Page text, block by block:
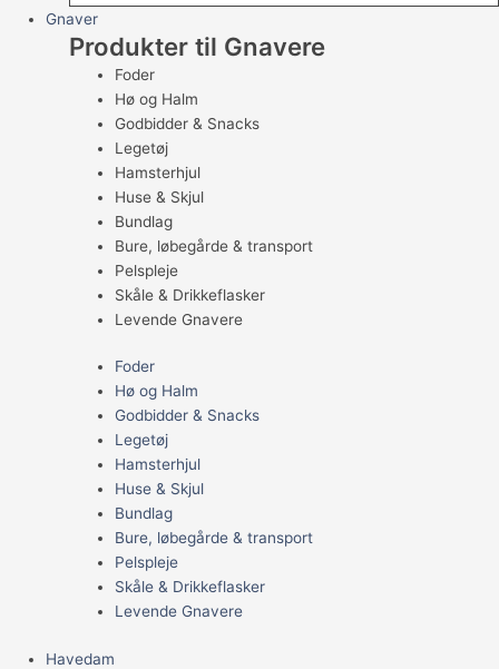
Gnaver
Produkter til Gnavere
Foder
Hø og Halm
Godbidder & Snacks
Legetøj
Hamsterhjul
Huse & Skjul
Bundlag
Bure, løbegårde & transport
Pelspleje
Skåle & Drikkeflasker
Levende Gnavere
Foder
Hø og Halm
Godbidder & Snacks
Legetøj
Hamsterhjul
Huse & Skjul
Bundlag
Bure, løbegårde & transport
Pelspleje
Skåle & Drikkeflasker
Levende Gnavere
Havedam